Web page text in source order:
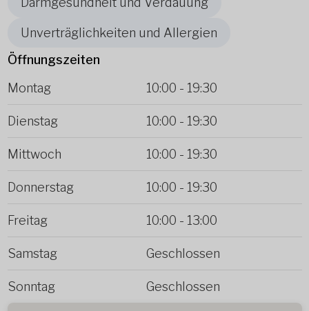
Unverträglichkeiten und Allergien
Öffnungszeiten
Montag
10:00 - 19:30
Dienstag 10:00 - 19:30
Mittwoch 10:00 - 19:30
Donnerstag 10:00 - 19:30
Freitag 10:00 - 13:00
Samstag Geschlossen
Sonntag Geschlossen